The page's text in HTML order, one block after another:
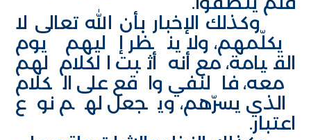
وكذلك الإخبار بأن الله تعالى لا
يكلّمهم، ولا ينظر إليهم يوم
القيامة، مع أنه أثبت الكلام لهم
معه، فالنفي واقع على الكلام
الذي يسرّهم، ويجعل لهم نوع
اعتبار.